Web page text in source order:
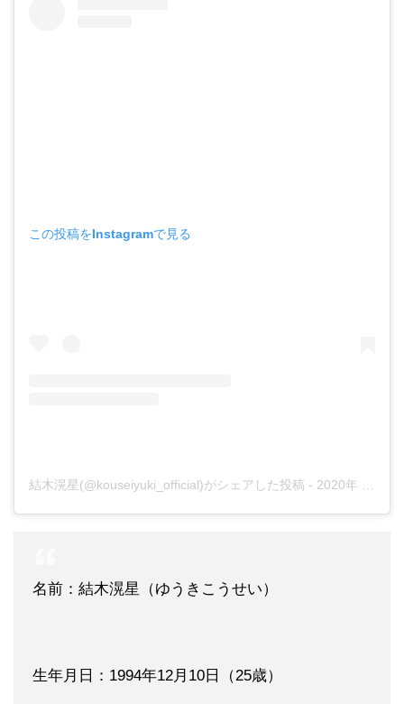
この投稿をInstagramで見る
結木滉星(@kouseiyuki_official)がシェアした投稿 - 2020年 4月月1日午後11時00分PDT
名前：結木滉星（ゆうきこうせい）
生年月日：1994年12月10日（25歳）